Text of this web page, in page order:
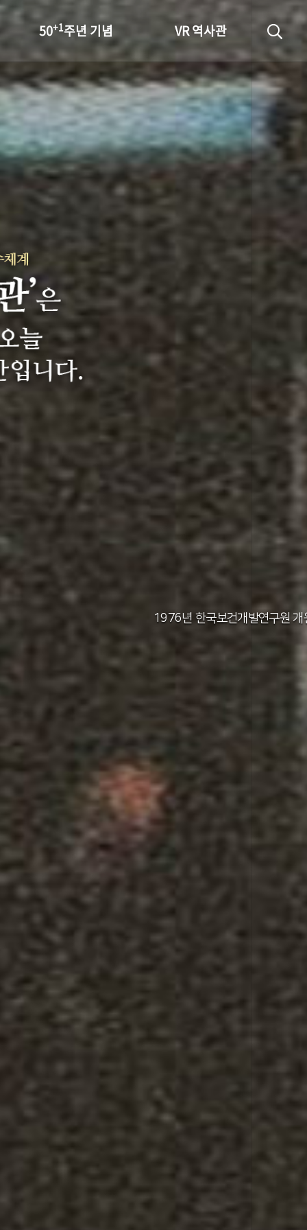
50+1주년 기념
성과 50선
숫자로 보는 50년
세계와 함께 한 KIHASA
VR 역사관
1971년 가족계획연구원
1976년 한국보건개발연구원 개
1982년 한국인구보건연구원 신청사 준
2012년 한국보건사회연구원 서울 청사
2011년 한국보건사회연구원 설립 40주년
2014년 한국보건사회연구원 세종 청사